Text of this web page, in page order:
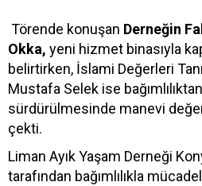
Törende konuşan Derneğin
Okka, yeni hizmet binasıyla
belirtirken, İslami Değerleri
Mustafa Selek ise
sürdürülmesinde manevi
çekti.
Liman Ayık Yaşam Derneği
tarafından bağımlılıkla